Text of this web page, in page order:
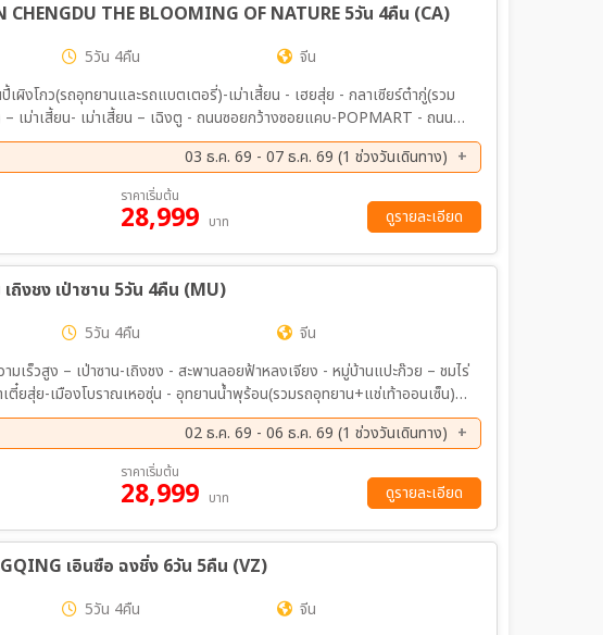
CHENGDU THE BLOOMING OF NATURE 5วัน 4คืน (CA)
5วัน 4คืน
จีน
เผิงโกว(รถอุทยานและรถแบตเตอรี่)-เม่าเสี้ยน - เฮยสุ่ย - กลาเซียร์ต๋ากู่(รวม
– เม่าเสี้ยน- เม่าเสี้ยน – เฉิงตู - ถนนซอยกว้างซอยแคบ-POPMART - ถนนคน
ลี
03 ธ.ค. 69 - 07 ธ.ค. 69 (1 ช่วงวันเดินทาง)
ราคาเริ่มต้น
28,999 บาท ดูรายละเอียด
ถิงชง เป่าซาน 5วัน 4คืน (MU)
5วัน 4คืน
จีน
มเร็วสูง – เป่าซาน-เถิงชง - สะพานลอยฟ้าหลงเจียง - หมู่บ้านแปะก๊วย – ชมไร่
ตี๋ยสุ่ย-เมืองโบราณเหอซุ่น - อุทยานน้ำพุร้อน(รวมรถอุทยาน+แช่เท้าออนเซ็น) -
เก่ามังกร-คุนหมิง(รถไฟความเร็วสูง) – วัดผานหลง-อุทยานพื้นที่ชุมน้ำเลาหยี
ถนนคนเดินจิ้นปี้ลู่+Pop Mart – ซุ้มประตูม้าทองไก่หยก – ตลาดหนานเฉียง
02 ธ.ค. 69 - 06 ธ.ค. 69 (1 ช่วงวันเดินทาง)
ราคาเริ่มต้น
28,999 บาท ดูรายละเอียด
เอินซือ ฉงชิ่ง 6วัน 5คืน (VZ)
5วัน 4คืน
จีน